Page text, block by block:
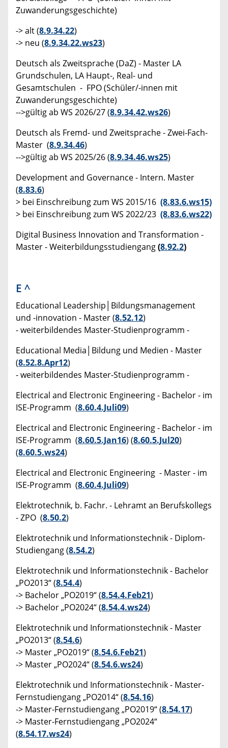
Zuwanderungsgeschichte)
-> alt (8.9.34.22)
-> neu (8.9.34.22.ws23)
Deutsch als Zweitsprache (DaZ) - Master LA
Grundschulen, LA Haupt-, Real- und
Gesamtschulen - FPO (Schüler/-innen mit
Zuwanderungsgeschichte)
-->gültig ab WS 2026/27 (8.9.34.42.ws26)
Deutsch als Fremd- und Zweitsprache - Zwei-Fach-
Master (8.9.34.46)
-->gültig ab WS 2025/26 (8.9.34.46.ws25)
Development and Governance - Intern. Master
(8.83.6)
> bei Einschreibung zum WS 2015/16 (8.83.6.ws15)
> bei Einschreibung zum WS 2022/23 (8.83.6.ws22)
Digital Business Innovation and Transformation -
Master - Weiterbildungsstudiengang(8.92.2)
E ^
Educational Leadership│Bildungsmanagement
und -innovation - Master (8.52.12)
- weiterbildendes Master-Studienprogramm -
Educational Media│Bildung und Medien - Master
(8.52.8.Apr12)
- weiterbildendes Master-Studienprogramm -
Electrical and Electronic Engineering - Bachelor - im
ISE-Programm (8.60.4.Juli09)
Electrical and Electronic Engineering - Bachelor - im
ISE-Programm (8.60.5.Jan16) (8.60.5.Jul20)
(8.60.5.ws24)
Electrical and Electronic Engineering - Master - im
ISE-Programm (8.60.4.Juli09)
Elektrotechnik, b. Fachr. - Lehramt an Berufskollegs
- ZPO (8.50.2)
Elektrotechnik und Informationstechnik - Diplom-
Studiengang (8.54.2)
Elektrotechnik und Informationstechnik - Bachelor
„PO2013“ (8.54.4)
-> Bachelor „PO2019“ (8.54.4.Feb21)
-> Bachelor „PO2024“ (8.54.4.ws24)
Elektrotechnik und Informationstechnik - Master
„PO2013“ (8.54.6)
-> Master „PO2019“ (8.54.6.Feb21)
-> Master „PO2024“ (8.54.6.ws24)
Elektrotechnik und Informationstechnik - Master-
Fernstudiengang „PO2014“ (8.54.16)
-> Master-Fernstudiengang „PO2019“ (8.54.17)
-> Master-Fernstudiengang „PO2024“
(8.54.17.ws24)